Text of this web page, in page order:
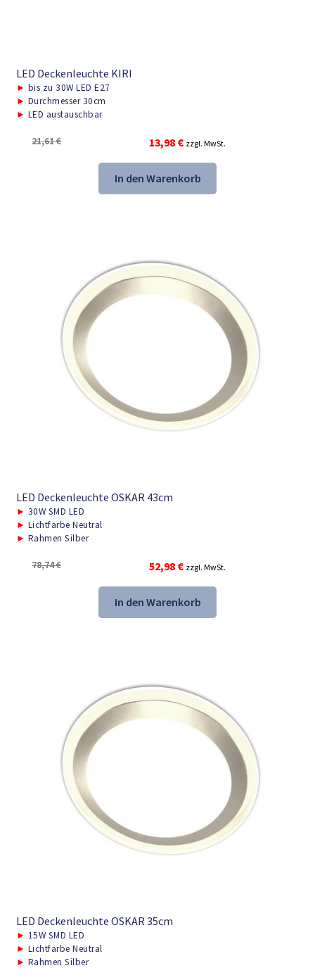
LED Deckenleuchte KIRI
► bis zu 30W LED E27
► Durchmesser 30cm
► LED austauschbar
21,61€
Ursprünglicher
Preis
war:
21,61 €
13,98 €Aktueller
Preis
ist:
13,98 €.
zzgl. MwSt.
In den Warenkorb
LED Deckenleuchte OSKAR 43cm
► 30W SMD LED
► Lichtfarbe Neutral
► Rahmen Silber
78,74€
Ursprünglicher
Preis
war:
78,74 €
52,98 €Aktueller
Preis
ist:
52,98 €.
zzgl. MwSt.
In den Warenkorb
LED Deckenleuchte OSKAR 35cm
► 15W SMD LED
► Lichtfarbe Neutral
► Rahmen Silber